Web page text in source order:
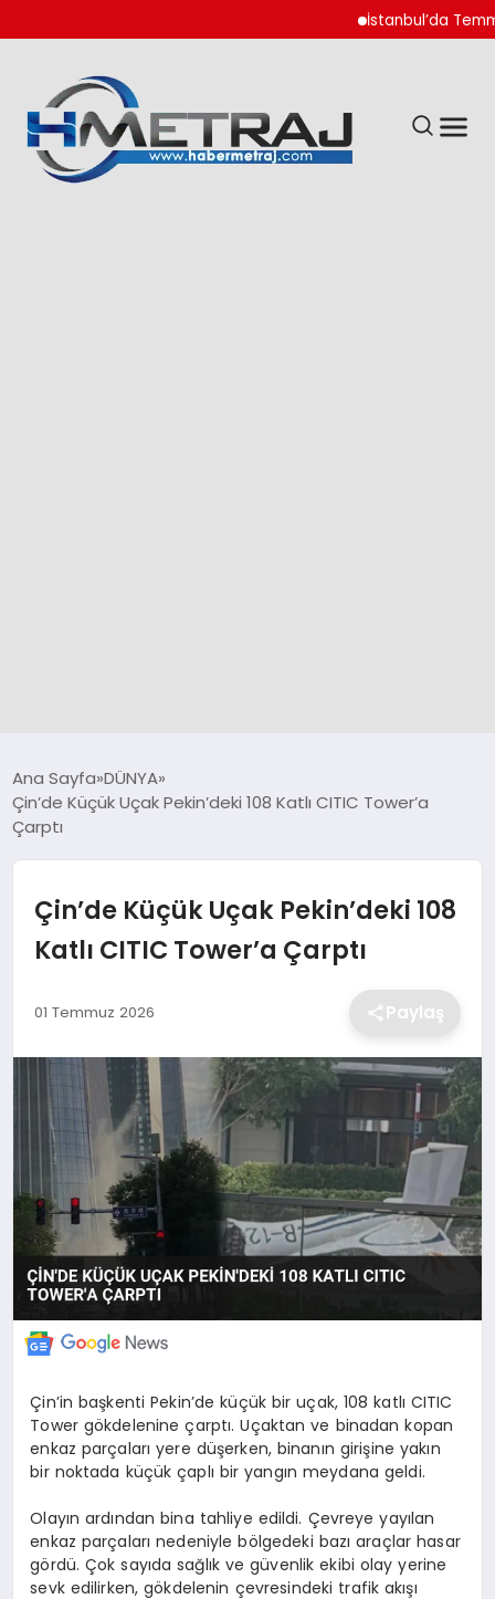
İstanbul’da
SPOR
DÜNYA
SİYASET
MAGAZİN
TEKNOLOJİ
SAĞLIK
EĞİTİM
Ana Sayfa DÜNYA
Çin’de Küçük Uçak Pekin’deki 108 Katlı CITIC Tower’a
Çarptı
Çin’de Küçük Uçak Pekin’deki 108
Katlı CITIC Tower’a Çarptı
01 Temmuz 2026 Paylaş
Çin’in başkenti Pekin’de küçük bir uçak, 108 katlı CITIC
Tower gökdelenine çarptı. Uçaktan ve binadan kopan
enkaz parçaları yere düşerken, binanın girişine yakın
bir noktada küçük çaplı bir yangın meydana geldi.
Olayın ardından bina tahliye edildi. Çevreye yayılan
enkaz parçaları nedeniyle bölgedeki bazı araçlar hasar
gördü. Çok sayıda sağlık ve güvenlik ekibi olay yerine
sevk edilirken, gökdelenin çevresindeki trafik akışı